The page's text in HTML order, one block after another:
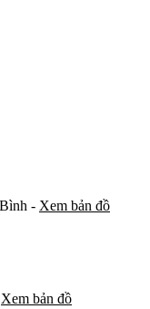
- Xem bản đồ
Xem bản đồ